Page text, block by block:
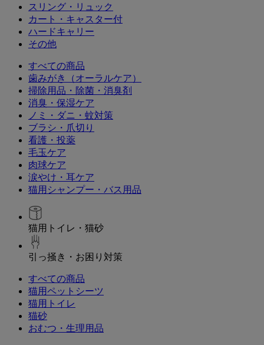
スリング・リュック
カート・キャスター付
ハードキャリー
その他
すべての商品
歯みがき（オーラルケア）
掃除用品・除菌・消臭剤
消臭・保湿ケア
ノミ・ダニ・蚊対策
ブラシ・爪切り
看護・投薬
毛玉ケア
肉球ケア
涙やけ・耳ケア
猫用シャンプー・バス用品
猫用トイレ・猫砂
引っ掻き・お困り対策
すべての商品
猫用ペットシーツ
猫用トイレ
猫砂
おむつ・生理用品